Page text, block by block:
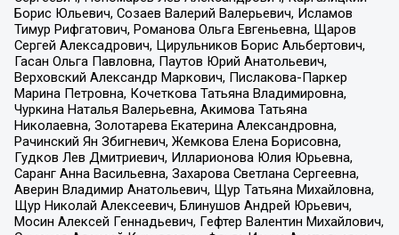
Борис Юльевич, Созаев Валерий Валерьевич, Исламов
Тимур Рифгатович, Романова Ольга Евгеньевна, Щаров
Сергей Алексадрович, Цирульников Борис Альбертович,
Гасан Ольга Павловна, Паутов Юрий Анатольевич,
Верховский Александр Маркович, Пислакова-Паркер
Марина Петровна, Кочеткова Татьяна Владимировна,
Чуркина Наталья Валерьевна, Акимова Татьяна
Николаевна, Золотарева Екатерина Александровна,
Рачинский Ян Збигневич, Жемкова Елена Борисовна,
Гудков Лев Дмитриевич, Илларионова Юлия Юрьевна,
Саранг Анна Васильевна, Захарова Светлана Сергеевна,
Аверин Владимир Анатольевич, Щур Татьяна Михайловна,
Щур Николай Алексеевич, Блинушов Андрей Юрьевич,
Мосин Алексей Геннадьевич, Гефтер Валентин Михайлович,